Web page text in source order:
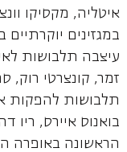
איטליה, מקסיקו
במגזינים יוקרתיים
עיצבה תלבושות
זמר, קונצרטי רוק,
תלבושות להפקות
בואנוס איירס, ריו
הראשונה באופרה